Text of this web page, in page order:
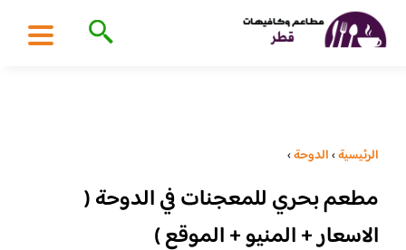
الرئيسية›الدوحة›
مطعم بحري للمعجنات في الدوحة (
الاسعار + المنيو + الموقع )